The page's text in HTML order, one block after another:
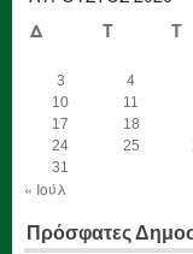
Δ
Τ Τ
3
4
10
11
17
18
24
25
31
« Ιούλ
Πρόσφατες